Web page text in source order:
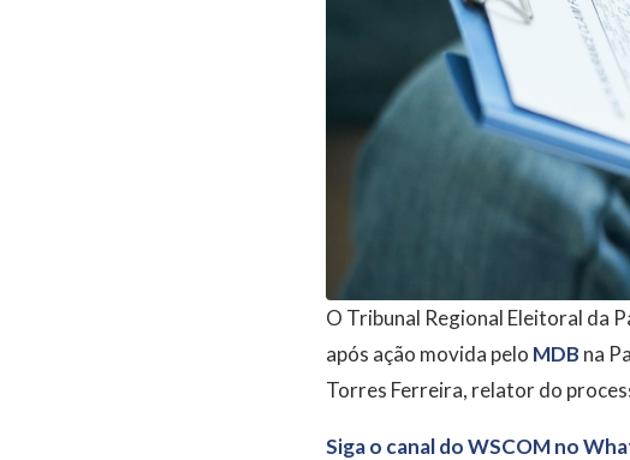
O Tribunal Regional Eleitoral da
após ação movida pelo MDB na
Torres Ferreira, relator do
Siga o canal do WSCOM no